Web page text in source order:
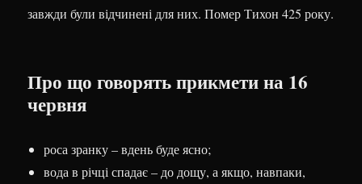
завжди були відчинені для них. Помер Тихон 425 року.
Про що говорять прикмети на 16
червня
роса зранку – вдень буде ясно;
вода в річці спадає – до дощу, а якщо, навпаки,